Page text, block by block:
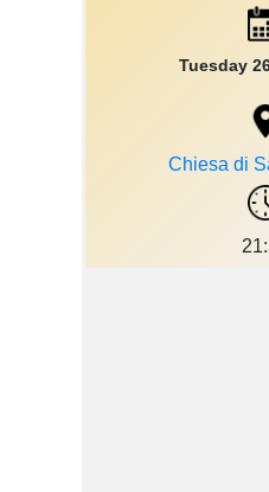
Tuesday
Chiesa di